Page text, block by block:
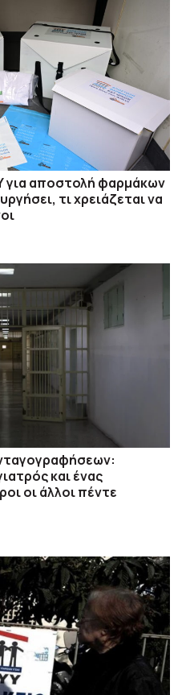
για αποστολή φαρμάκων
τι χρειάζεται να
και ένας
οι άλλοι πέντε